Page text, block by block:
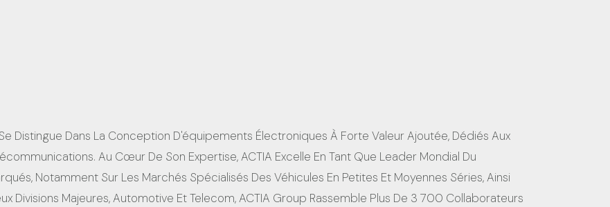
Distingue Dans La Conception D'équipements Électroniques À Forte Valeur Ajoutée, Dédiés Aux
Au Cœur De Son Expertise, ACTIA Excelle En Tant Que Leader Mondial Du
Notamment Sur Les Marchés Spécialisés Des Véhicules En Petites Et Moyennes Séries, Ainsi
Divisions Majeures, Automotive Et Telecom, ACTIA Group Rassemble Plus De 3 700 Collaborateurs